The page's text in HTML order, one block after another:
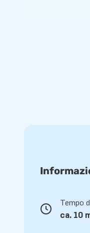
op. Ze scheurt
Tempo
ca. 10